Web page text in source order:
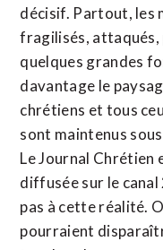
décisif. Partout, les
fragilisés, attaqués,
quelques grandes
davantage le
chrétiens et tous
sont maintenus
Le Journal Chrétien
diffusée sur le canal
pas à cette réalité.
pourraient